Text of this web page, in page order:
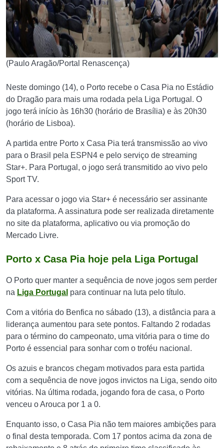
(Paulo Aragão/Portal Renascença)
Neste domingo (14), o Porto recebe o Casa Pia no Estádio
do Dragão para mais uma rodada pela Liga Portugal. O
jogo terá início às 16h30 (horário de Brasília) e às 20h30
(horário de Lisboa).
A partida entre Porto x Casa Pia terá transmissão ao vivo
para o Brasil pela ESPN4 e pelo serviço de streaming
Star+. Para Portugal, o jogo será transmitido ao vivo pelo
Sport TV.
Para acessar o jogo via Star+ é necessário ser assinante
da plataforma. A assinatura pode ser realizada diretamente
no site da plataforma, aplicativo ou via promoção do
Mercado Livre.
Porto x Casa Pia hoje pela Liga Portugal
O Porto quer manter a sequência de nove jogos sem perder
na Liga Portugal para continuar na luta pelo título.
Com a vitória do Benfica no sábado (13), a distância para a
liderança aumentou para sete pontos. Faltando 2 rodadas
para o término do campeonato, uma vitória para o time do
Porto é essencial para sonhar com o troféu nacional.
Os azuis e brancos chegam motivados para esta partida
com a sequência de nove jogos invictos na Liga, sendo oito
vitórias. Na última rodada, jogando fora de casa, o Porto
venceu o Arouca por 1 a 0.
Enquanto isso, o Casa Pia não tem maiores ambições para
o final desta temporada. Com 17 pontos acima da zona de